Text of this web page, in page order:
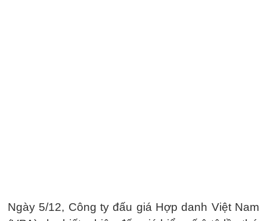
Ngày 5/12, Công ty đấu giá Hợp danh Việt Nam